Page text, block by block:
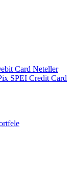
Card Neteller
SPEI Credit Card